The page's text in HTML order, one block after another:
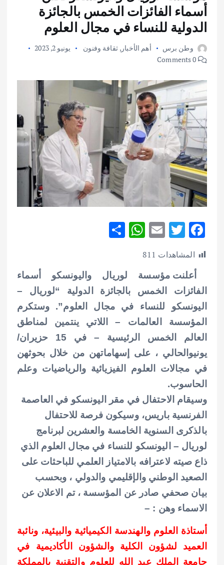
أسماء الفائزات الخمس بالجائزة
الدولية للنساء في مجال العلوم
وطن برس أهم الأخبار ,ثقافة وفنون
يونيو 2, 2023
F
ac
e
b
o
o
k
T
w
it
te
r
E
ai
l
W
s
A
p
p
e
المشاهدات 811
أعلنت مؤسسة لوريال واليونسكو أسماء
الفائزات الخمس بالجائزة الدولية “لوريال –
اليونسكو للنساء في مجال العلوم”. وستكرم
المؤسسة العالمات – اللاتي ينتمين لمناطق
العالم الخمس الرئيسية – في 15 حزيران/
يونيوالحالي ، على إسهاماتهن من خلال بحوثهن
في مجالات العلوم الفيزيائية والرياضيات وعلم
الحاسوب.
وسيقام الاحتفال في مقر اليونسكو في العاصمة
الفرنسية باريس، وسيكون فرصة للاحتفال
بالذكرى السنوية الخامسة والعشرين لبرنامج
لوريال – اليونسكو للنساء في مجال العلوم الذي
ذاع صيته لاعترافه بالامتياز العلمي للباحثات على
الصعيد الوطني والإقليمي والدولي ، وبحسب
بيان صحفي صادر عن المؤسسة ، تم الاعلان عن
الاسماء وهن : –
أستاذة العلوم والهندسة الكيميائية والبيئية، ونائبة
العميد لشؤون الكلية والشؤون الأكاديمية في
جامعة الملك عبد الله للعلوم والتقنية بالمملكة